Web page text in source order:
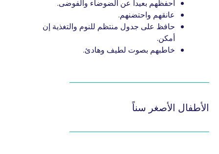
احفظهم بعيدا عن الضوضاء والفوضى.
عانقهم واحتضنهم.
حافظ على جدول منتظم للنوم والتغذية إن
أمكن.
خاطبهم بصوت لطيف وهادئ.
الأطفال الأصغر سناً